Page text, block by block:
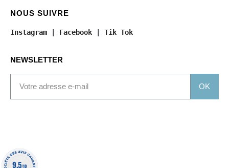
NOUS SUIVRE
Instagram | Facebook | Tik Tok
NEWSLETTER
OK
9.5/10